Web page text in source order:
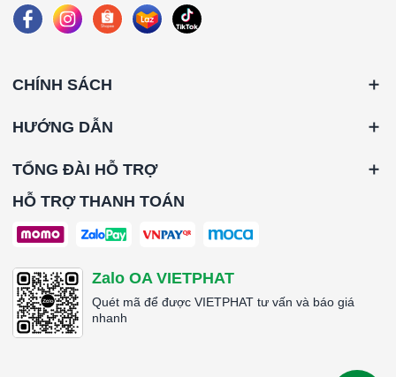
CHÍNH SÁCH
HƯỚNG DẪN
TỔNG ĐÀI HỖ TRỢ
HỖ TRỢ THANH TOÁN
Zalo OA VIETPHAT
Quét mã để được VIETPHAT tư vấn và báo giá
nhanh